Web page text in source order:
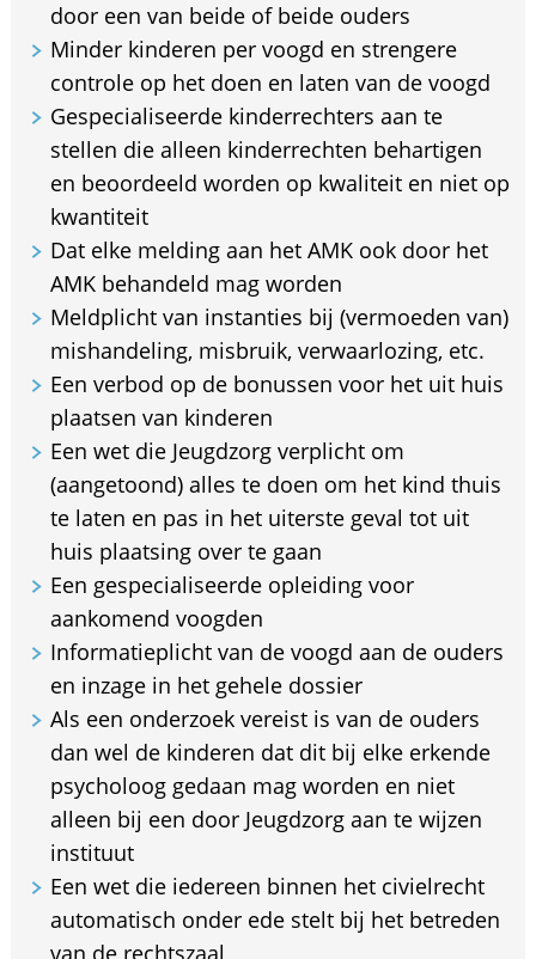
door een van beide of beide ouders
Minder kinderen per voogd en strengere
controle op het doen en laten van de voogd
Gespecialiseerde kinderrechters aan te
stellen die alleen kinderrechten behartigen
en beoordeeld worden op kwaliteit en niet op
kwantiteit
Dat elke melding aan het AMK ook door het
AMK behandeld mag worden
Meldplicht van instanties bij (vermoeden van)
mishandeling, misbruik, verwaarlozing, etc.
Een verbod op de bonussen voor het uit huis
plaatsen van kinderen
Een wet die Jeugdzorg verplicht om
(aangetoond) alles te doen om het kind thuis
te laten en pas in het uiterste geval tot uit
huis plaatsing over te gaan
Een gespecialiseerde opleiding voor
aankomend voogden
Informatieplicht van de voogd aan de ouders
en inzage in het gehele dossier
Als een onderzoek vereist is van de ouders
dan wel de kinderen dat dit bij elke erkende
psycholoog gedaan mag worden en niet
alleen bij een door Jeugdzorg aan te wijzen
instituut
Een wet die iedereen binnen het civielrecht
automatisch onder ede stelt bij het betreden